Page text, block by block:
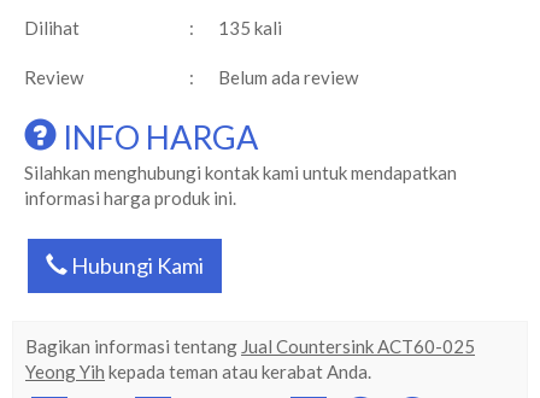
Dilihat : 135 kali
Review : Belum ada review
INFO HARGA
Silahkan menghubungi kontak kami untuk mendapatkan
informasi harga produk ini.
Hubungi Kami
Bagikan informasi tentang Jual Countersink ACT60-025
Yeong Yih kepada teman atau kerabat Anda.